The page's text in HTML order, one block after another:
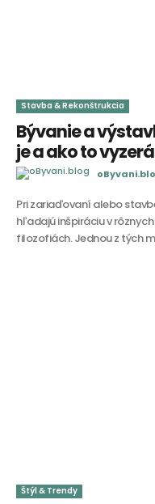
Stavba & Rekonštrukcia
Bývanie a
je a ako to
Pri zariaďovaní alebo
hľadajú inšpiráciu v
filozofiách. Jednou z tých
Štýl & Trendy